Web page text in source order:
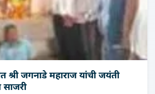
श्री जगनाडे महाराज यांची जयंती
साजरी